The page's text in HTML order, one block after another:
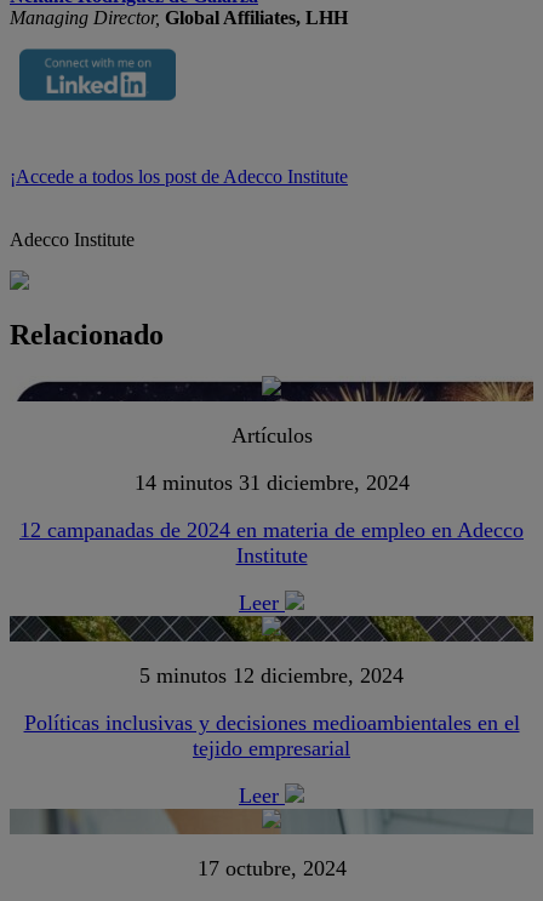
Managing Director, Global Affiliates, LHH
¡Accede a todos los post de Adecco Institute
Adecco Institute
Relacionado
Artículos
14 minutos 31 diciembre, 2024
12 campanadas de 2024 en materia de empleo en Adecco
Institute
Leer
5 minutos 12 diciembre, 2024
Políticas inclusivas y decisiones medioambientales en el
tejido empresarial
Leer
17 octubre, 2024